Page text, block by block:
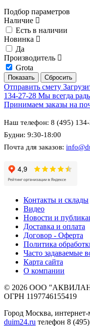
Подбор параметров
Наличие
Есть в наличии
Новинка
Да
Производитель
Grota
Отправить смету
134-27-28 Мы всегда
Принимаем заказы на
Наш телефон: 8 (495)
Будни: 9:30-18:00
Почта для заказов:
Контакты и склады
Видео
Новости и
Доставка и оплата
Договор - Оферта
Политика
Часто задаваемые
Карта сайта
О компании
© 2026 ООО
ОГРН 1197746155419
Город Москва,
duim24.ru телефон 8